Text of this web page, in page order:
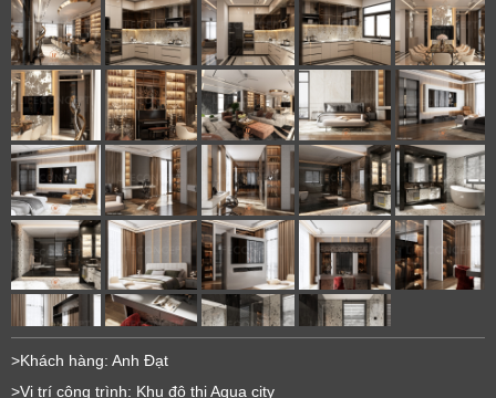
>Khách hàng: Anh Đạt
>Vị trí công trình: Khu đô thị Aqua city